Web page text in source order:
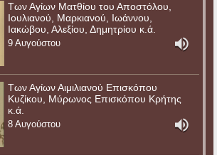
Των Αγίων Ματθίου του Αποστόλου,
Ιουλιανού, Μαρκιανού, Ιωάννου,
Ιακώβου, Αλεξίου, Δημητρίου κ.ά.
9 Αυγούστου
Των Αγίων Αιμιλιανού Επισκόπου
Κυζίκου, Μύρωνος Επισκόπου Κρήτης
κ.ά.
8 Αυγούστου